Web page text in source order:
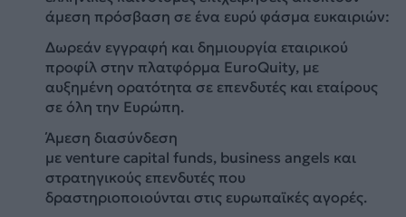
άμεση πρόσβαση σε ένα ευρύ φάσμα ευκαιριών:
Δωρεάν εγγραφή και δημιουργία εταιρικού
προφίλ στην πλατφόρμα EuroQuity, με
αυξημένη ορατότητα σε επενδυτές και εταίρους
σε όλη την Ευρώπη.
Άμεση διασύνδεση
με venture capital funds, business angels και
στρατηγικούς επενδυτές που
δραστηριοποιούνται στις ευρωπαϊκές αγορές.